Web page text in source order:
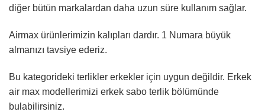
diğer bütün markalardan daha uzun süre kullanım sağlar.
Airmax ürünlerimizin kalıpları dardır. 1 Numara büyük
almanızı tavsiye ederiz.
Bu kategorideki terlikler erkekler için uygun değildir. Erkek
air max modellerimizi erkek sabo terlik bölümünde
bulabilirsiniz.